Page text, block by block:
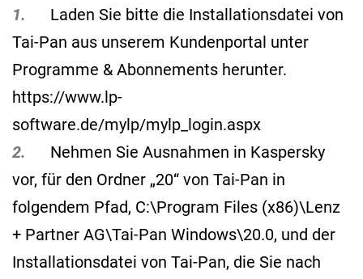
1.
Laden Sie bitte die Installationsdatei von
Tai-Pan aus unserem Kundenportal unter
Programme & Abonnements herunter.
https://www.lp-
software.de/mylp/mylp_login.aspx
2.
Nehmen Sie Ausnahmen in Kaspersky
vor, für den Ordner „20“ von Tai-Pan in
folgendem Pfad, C:\Program Files (x86)\Lenz
+ Partner AG\Tai-Pan Windows\20.0, und der
Installationsdatei von Tai-Pan, die Sie nach